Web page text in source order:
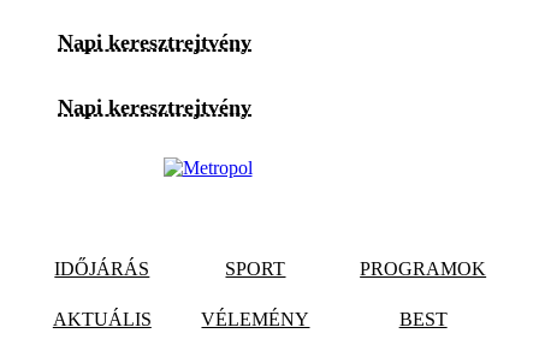
Napi keresztrejtvény
Napi keresztrejtvény
IDŐJÁRÁS SPORT PROGRAMOK
AKTUÁLIS VÉLEMÉNY BEST